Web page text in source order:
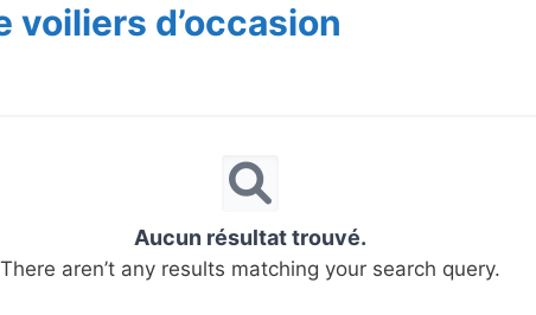
voiliers d’occasion
Aucun résultat trouvé.
There aren’t any results matching your search query.